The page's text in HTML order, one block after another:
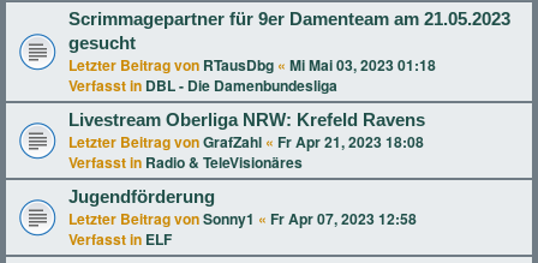
Scrimmagepartner für 9er Damenteam am 21.05.2023
gesucht
Letzter Beitrag von RTausDbg « Mi Mai 03, 2023 01:18
Verfasst in DBL - Die Damenbundesliga
Livestream Oberliga NRW: Krefeld Ravens
Letzter Beitrag vonGrafZahl « Fr Apr 21, 2023 18:08
Verfasst in Radio & TeleVisionäres
Jugendförderung
Letzter Beitrag vonSonny1 « Fr Apr 07, 2023 12:58
Verfasst in ELF